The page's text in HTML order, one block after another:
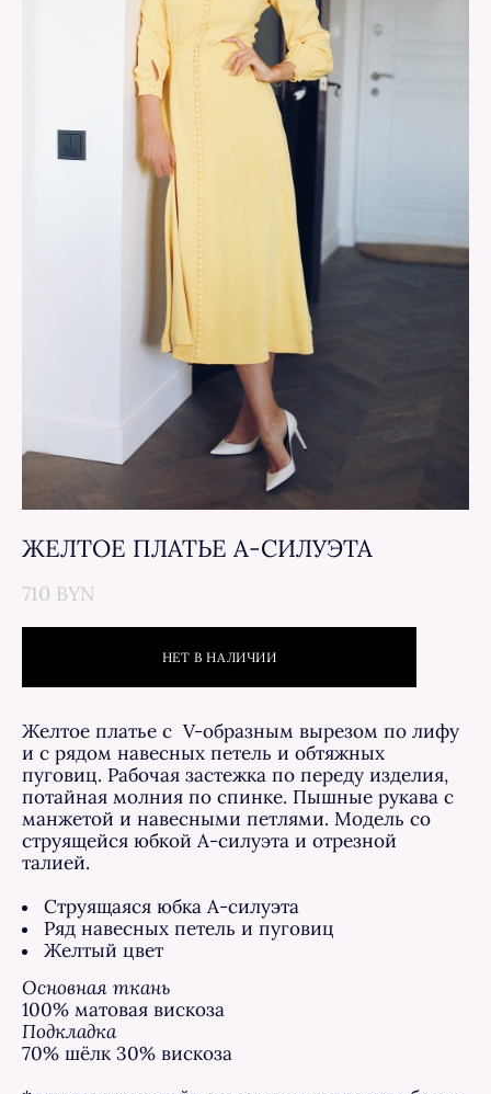
ЖЕЛТОЕ ПЛАТЬЕ А-СИЛУЭТА
710 BYN
НЕТ В НАЛИЧИИ
Желтое платье с V-образным вырезом по лифу
и с рядом навесных петель и обтяжных
пуговиц. Рабочая застежка по переду изделия,
потайная молния по спинке. Пышные рукава с
манжетой и навесными петлями. Модель со
струящейся юбкой А-силуэта и отрезной
талией.
Струящаяся юбка А-силуэта
Ряд навесных петель и пуговиц
Желтый цвет
Основная ткань
100% матовая вискоза
Подкладка
70% шёлк 30% вискоза